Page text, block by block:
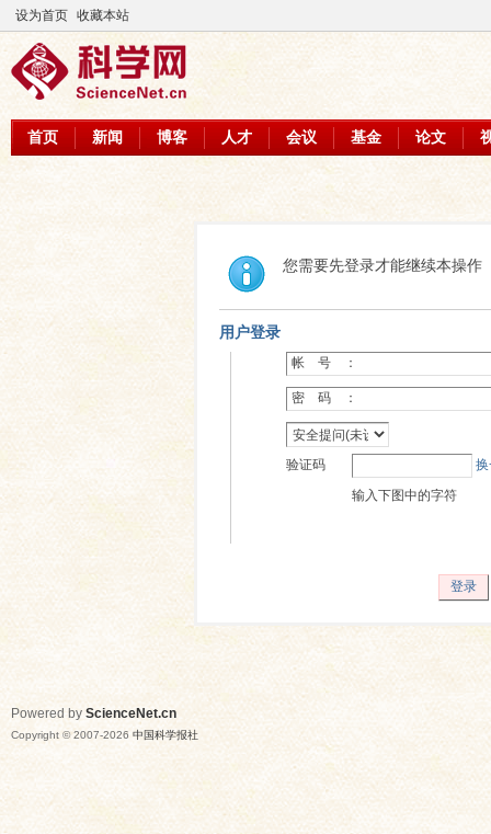
设为首页 收藏本站
首页 新闻 博客 人才 会议 基金 论文
您需要先登录才能继续本操作
用户登录
帐 号 ：
密 码 ：
验证码
输入下图中的字符
登录
Powered by ScienceNet.cn
Copyright © 2007-2026 中国科学报社